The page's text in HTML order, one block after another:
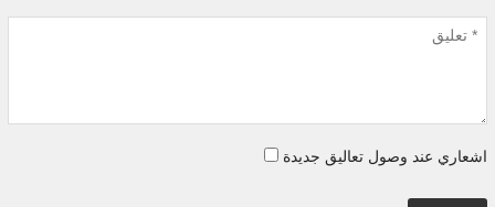
اشعاري عند وصول تعاليق جديدة